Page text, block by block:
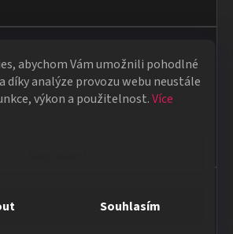
abychom Vám umožnili pohodlné
díky analýze provozu webu neustále
výkon a použitelnost.Více
Souhlasím
jsem objednala. Vše fungovalo
úspěch s kouzelnickým představením